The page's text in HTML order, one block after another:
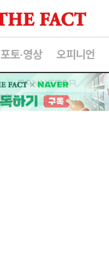
포토·영상 오피니언